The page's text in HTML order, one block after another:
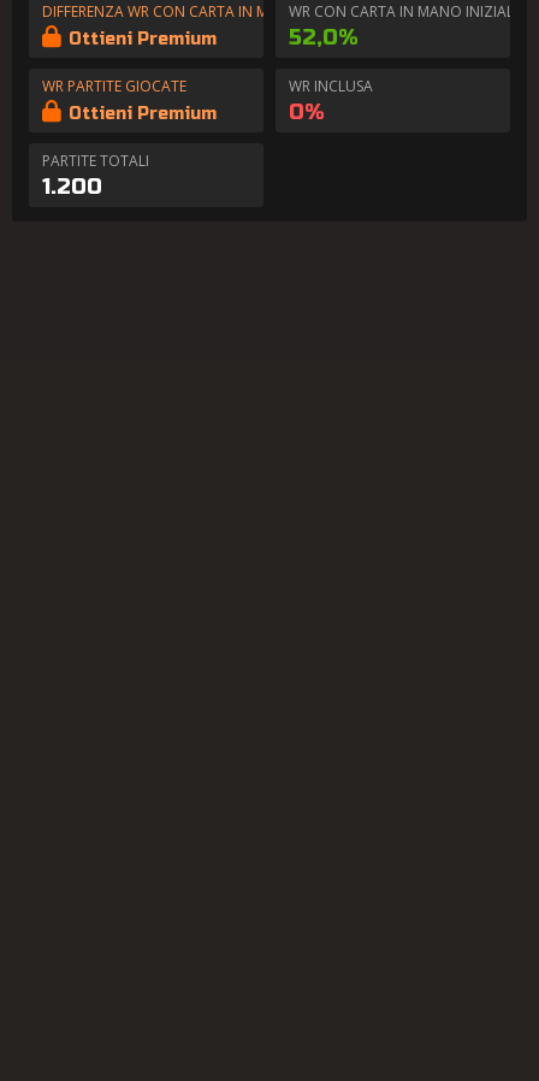
DIFFERENZA WR CON CARTA IN MANO
Ottieni Premium
WR CON CARTA IN MANO INIZIALE
52,0%
WR PARTITE GIOCATE
Ottieni Premium
WR INCLUSA
0%
PARTITE TOTALI
1.200